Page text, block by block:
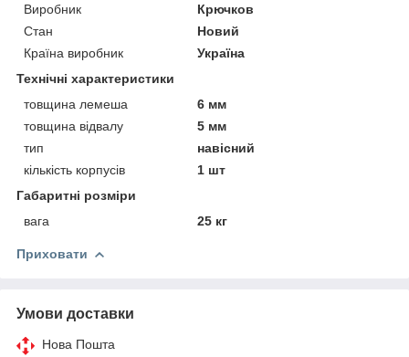
Виробник
Крючков
Стан
Новий
Країна виробник
Україна
Технічні характеристики
товщина лемеша
6 мм
товщина відвалу
5 мм
тип
навісний
кількість корпусів
1 шт
Габаритні розміри
вага
25 кг
Приховати
Умови доставки
Нова Пошта